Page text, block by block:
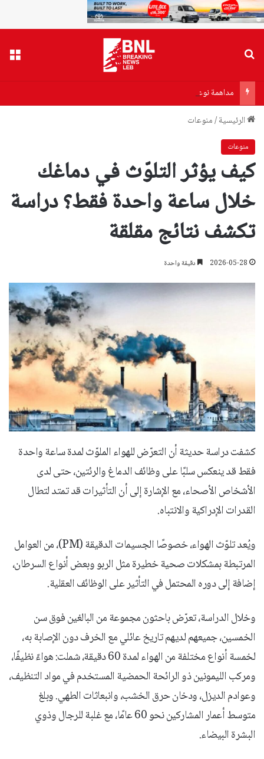
الرئيسية/منوعات
منوعات
كيف يؤثر التلوّث في دماغك
خلال ساعة واحدة فقط؟ دراسة
تكشف نتائج مقلقة
2026-05-28 دقيقة واحدة
كشفت دراسة حديثة أن التعرّض للهواء الملوّث لمدة ساعة واحدة
فقط قد ينعكس سلبًا على وظائف الدماغ والرئتين، حتى لدى
الأشخاص الأصحاء، مع الإشارة إلى أن التأثيرات قد تمتد لتطال
القدرات الإدراكية والانتباه.
ويُعد تلوّث الهواء، خصوصًا الجسيمات الدقيقة (PM)، من العوامل
المرتبطة بمشكلات صحية خطيرة مثل الربو وبعض أنواع السرطان،
إضافة إلى دوره المحتمل في التأثير على الوظائف العقلية.
وخلال الدراسة، تعرّض باحثون مجموعة من البالغين فوق سن
الخمسين، جميعهم لديهم تاريخ عائلي مع الخرف دون الإصابة به،
لخمسة أنواع مختلفة من الهواء لمدة 60 دقيقة، شملت: هواءً نظيفًا،
ومركب الليمونين ذو الرائحة الحمضية المستخدم في مواد التنظيف،
وعوادم الديزل، ودخان حرق الخشب، وانبعاثات الطهي. وبلغ
متوسط أعمار المشاركين نحو 60 عامًا، مع غلبة للرجال وذوي
البشرة البيضاء.